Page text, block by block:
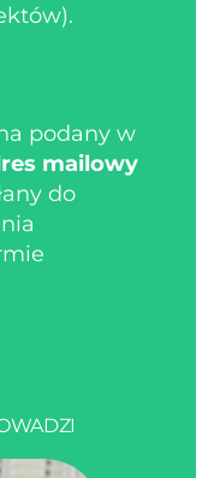
podany w
mailowy
do